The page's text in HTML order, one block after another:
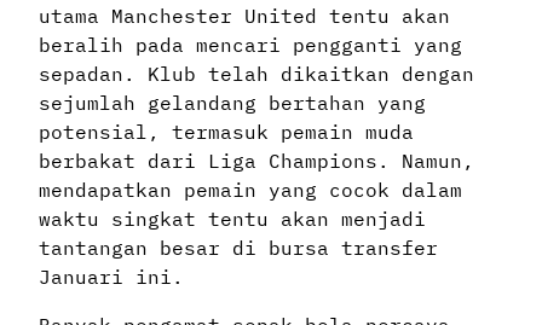
utama Manchester United tentu akan
beralih pada mencari pengganti yang
sepadan. Klub telah dikaitkan dengan
sejumlah gelandang bertahan yang
potensial, termasuk pemain muda
berbakat dari Liga Champions. Namun,
mendapatkan pemain yang cocok dalam
waktu singkat tentu akan menjadi
tantangan besar di bursa transfer
Januari ini.